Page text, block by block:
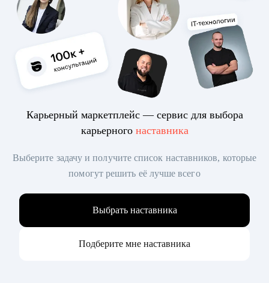
Карьерный маркетплейс — сервис для выбора
карьерного наставника
Выберите задачу и получите список наставников, которые
помогут решить её лучше всего
Выбрать наставника
Подберите мне наставника